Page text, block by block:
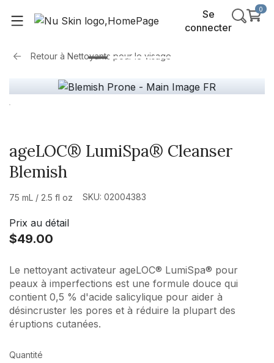
Se
connecter
0
Retour à Nettoyants pour le visage
ageLOC® LumiSpa® Cleanser
Blemish
75 mL / 2.5 fl oz SKU: 02004383
Prix au détail
$49.00
Le nettoyant activateur ageLOC® LumiSpa® pour
peaux à imperfections est une formule douce qui
contient 0,5 % d'acide salicylique pour aider à
désincruster les pores et à réduire la plupart des
éruptions cutanées.
Quantité